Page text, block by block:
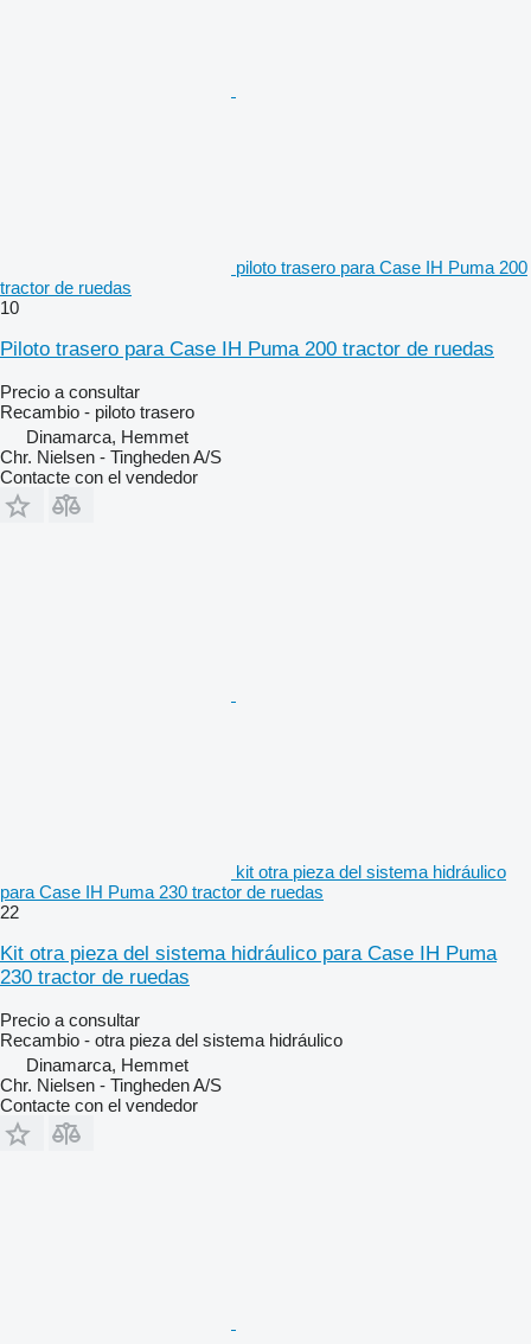
piloto trasero para Case IH Puma 200
tractor de ruedas
10
Piloto trasero para Case IH Puma 200 tractor de ruedas
Precio a consultar
Recambio - piloto trasero
Dinamarca, Hemmet
Chr. Nielsen - Tingheden A/S
Contacte con el vendedor
kit otra pieza del sistema hidráulico
para Case IH Puma 230 tractor de ruedas
22
Kit otra pieza del sistema hidráulico para Case IH Puma
230 tractor de ruedas
Precio a consultar
Recambio - otra pieza del sistema hidráulico
Dinamarca, Hemmet
Chr. Nielsen - Tingheden A/S
Contacte con el vendedor